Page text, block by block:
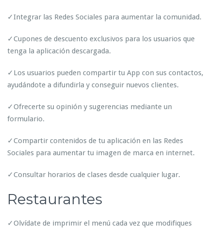
✓Integrar las Redes Sociales para aumentar la comunidad.
✓Cupones de descuento exclusivos para los usuarios que
tenga la aplicación descargada.
✓Los usuarios pueden compartir tu App con sus contactos,
ayudándote a difundirla y conseguir nuevos clientes.
✓Ofrecerte su opinión y sugerencias mediante un
formulario.
✓Compartir contenidos de tu aplicación en las Redes
Sociales para aumentar tu imagen de marca en internet.
✓Consultar horarios de clases desde cualquier lugar.
Restaurantes
✓Olvídate de imprimir el menú cada vez que modifiques